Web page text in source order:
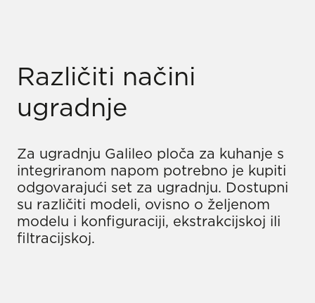
Različiti načini
ugradnje
Za ugradnju Galileo ploča za kuhanje s
integriranom napom potrebno je kupiti
odgovarajući set za ugradnju. Dostupni
su različiti modeli, ovisno o željenom
modelu i konfiguraciji, ekstrakcijskoj ili
filtracijskoj.